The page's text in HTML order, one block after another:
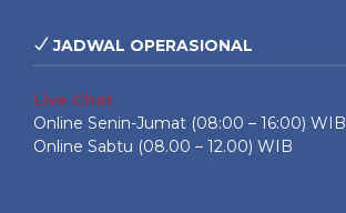
JADWAL OPERASIONAL
Live Chat
Online Senin-Jumat (08:00 – 16:00) WIB
Online Sabtu (08.00 – 12.00) WIB